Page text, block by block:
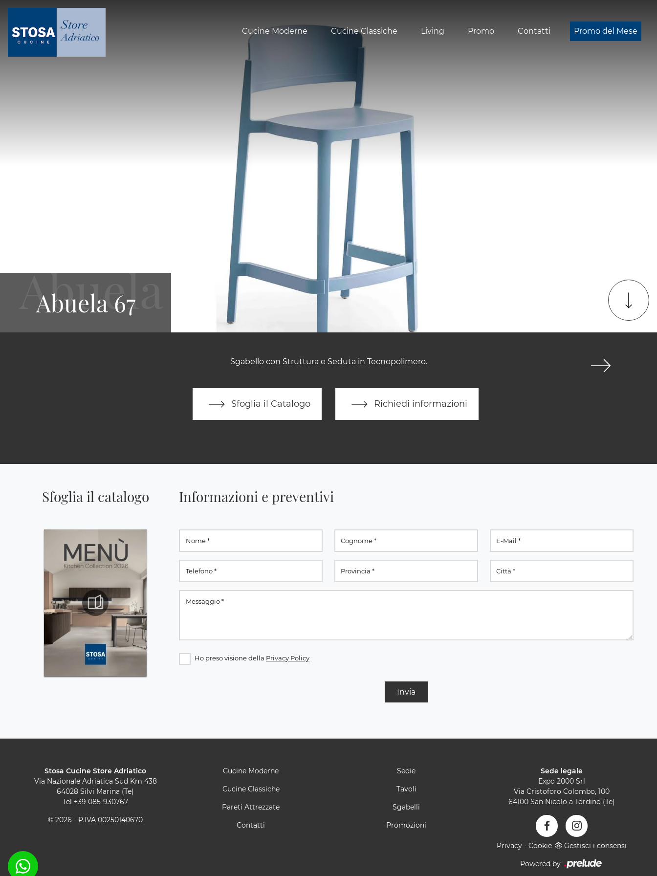
Cucine Moderne Cucine Classiche Living Promo Contatti Promo del Mese
Sgabello con Struttura e Seduta in Tecnopolimero.
Sfoglia il Catalogo Richiedi informazioni
Abuela 67
Sfoglia il catalogo Informazioni e preventivi
Ho preso visione della Privacy Policy
Invia
Stosa Cucine Store Adriatico
Via Nazionale Adriatica Sud Km 438
64028 Silvi Marina (Te)
Tel +39 085-930767
© 2026 - P.IVA 00250140670
Cucine Moderne
Cucine Classiche
Pareti Attrezzate
Contatti
Sedie
Tavoli
Sgabelli
Promozioni
Sede legale
Expo 2000 Srl
Via Cristoforo Colombo, 100
64100 San Nicolo a Tordino (Te)
Privacy - Cookie Gestisci i consensi
Powered by